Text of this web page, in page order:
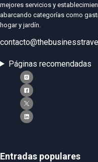
mejores servicios y
abarcando categorías como
hogar y jardín.
Páginas recomendadas
Entradas populares